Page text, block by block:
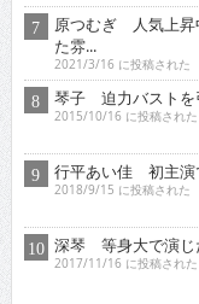
原つむぎ 人気上昇
た雰...
2021/3/16 に投稿された
琴子 迫力バストを
2015/10/16 に投稿された
行平あい佳 初主演
2018/9/15 に投稿された
深琴 等身大で演じ
2017/11/16 に投稿された